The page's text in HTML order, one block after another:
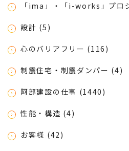
「ima」・「i-works」プロ
設計 (5)
心のバリアフリー (116)
制震住宅・制震ダンパー (4)
阿部建設の仕事 (1440)
性能・構造 (4)
お客様 (42)